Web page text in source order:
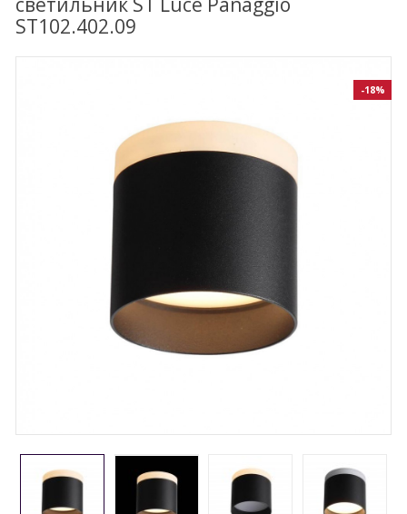
ST102.402.09
-18%